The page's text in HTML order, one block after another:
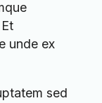
unde ex
sed